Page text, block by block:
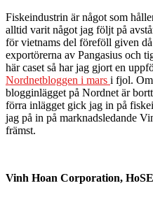
Fiskeindustrin är något som
alltid varit något jag följt på
för vietnams del föreföll given
exportörerna av Pangasius och
här caset så har jag gjort en
Nordnetbloggen i mars i fjol. Om
blogginlägget på Nordnet är
förra inlägget gick jag in på
jag på in på marknadsledande
främst.
Vinh Hoan Corporation,